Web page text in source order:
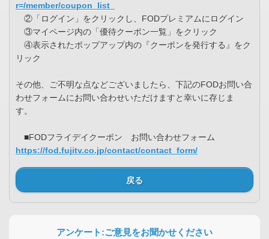
r=/member/coupon_list
②「ログイン」をクリックし、FODプレミアムにログイン
③マイページ内の「優待クーポン一覧」をクリック
④表示されたポップアップ内の『クーポンを発行する』をク
リック
その他、ご不明な点などございましたら、下記のFODお問い合
わせフォームにお問い合わせいただけますと幸いに存じま
す。
■FODフライデイクーポン お問い合わせフォーム
https://fod.fujitv.co.jp/contact/contact_form/
戻る
アンケート:ご意見をお聞かせください